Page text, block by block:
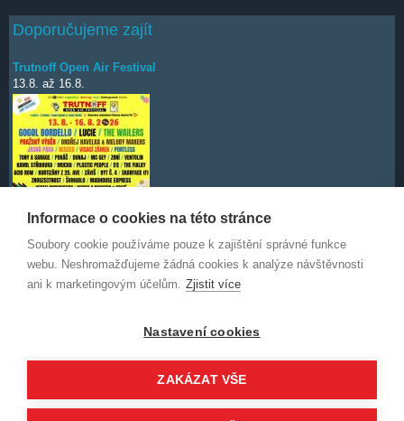
Doporučujeme zajít
Trutnoff Open Air Festival
13.8. až 16.8.
Deep Purple
7.10.
Informace o cookies na této stránce
Soubory cookie používáme pouze k zajištění správné funkce
webu. Neshromažďujeme žádná cookies k analýze návštěvnosti
ani k marketingovým účelům. Zjistit více
Nastavení cookies
ZAKÁZAT VŠE